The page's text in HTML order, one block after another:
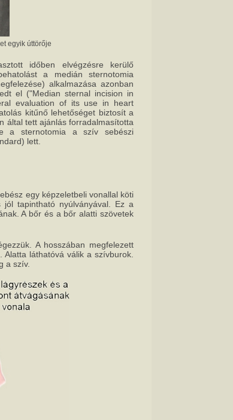
egyik úttörője
időben elvégzésre kerülő
a medián sternotomia
alkalmazása azonban
el ("Median sternal incision in
evaluation of its use in heart
kitűnő lehetőséget biztosít a
által tett ajánlás forradalmasította
a sternotomia a szív sebészi
lett.
egy képzeletbeli vonallal köti
tapintható nyúlványával. Ez a
A bőr és a bőr alatti szövetek
A hosszában megfelezett
láthatóvá válik a szívburok.
a szív.